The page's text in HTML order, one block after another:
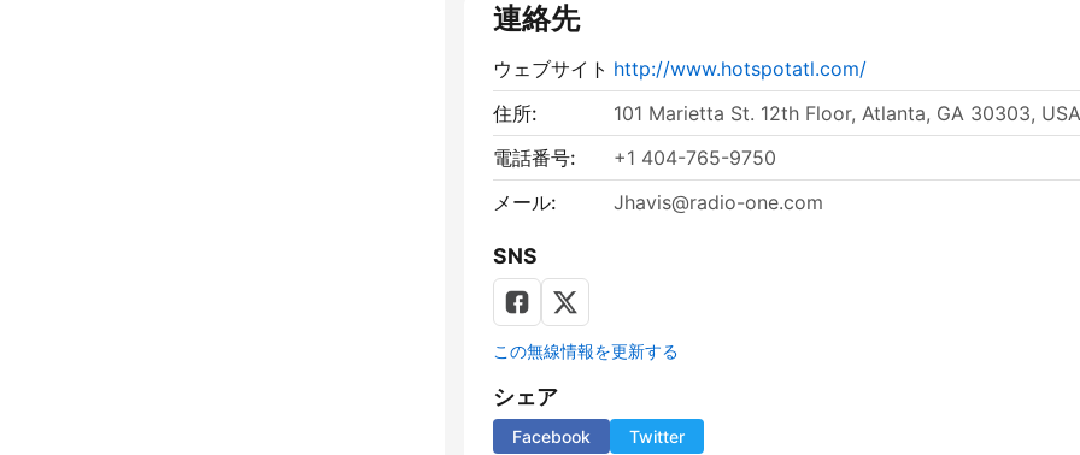
連絡先
ウェブサイト http://www.hotspotatl.com/
住所:
101 Marietta St. 12th Floor, Atlanta, GA 30303, USA
電話番号:
+1 404-765-9750
メール:
Jhavis@radio-one.com
SNS
この無線情報を更新する
シェア
Facebook Twitter